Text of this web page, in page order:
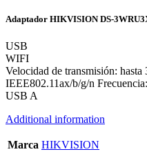
Adaptador HIKVISION DS-
USB
WIFI
Velocidad de transmisión: hasta
IEEE802.11ax/b/g/n
USB A
Additional information
Marca HIKVISION